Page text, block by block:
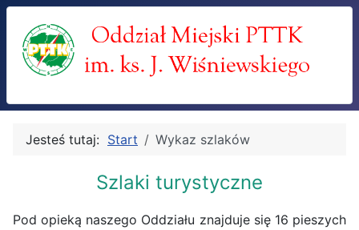
Jesteś tutaj: Start Wykaz szlaków
Szlaki turystyczne
Pod opieką naszego Oddziału znajduje się 16 pieszych